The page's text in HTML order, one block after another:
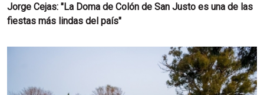
Jorge Cejas: "La Doma de Colón de San Justo es una de las
fiestas más lindas del país"